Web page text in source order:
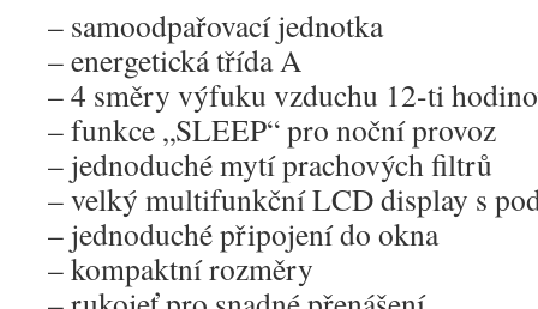
– samoodpařovací jednotka
– energetická třída A
– 4 směry výfuku vzduchu 12-ti
– funkce „SLEEP“ pro noční provoz
– jednoduché mytí prachových filtrů
– velký multifunkční LCD display s
– jednoduché připojení do okna
– kompaktní rozměry